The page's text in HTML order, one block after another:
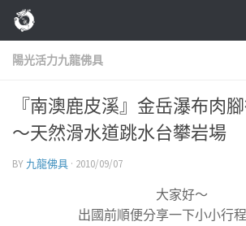
Skip to content
陽光活力九龍佛具
『南澳鹿皮溪』金岳瀑布肉
～天然滑水道跳水台攀岩場
BY 九龍佛具 · 2010/09/07
大家好～
出國前順便分享一下小小行